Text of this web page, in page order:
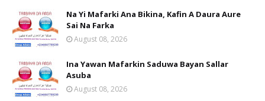
Na Yi Mafarki Ana Bikina, Kafin A Daura Aure
Sai Na Farka
August 08, 2026
Ina Yawan Mafarkin Saduwa Bayan Sallar
Asuba
August 08, 2026